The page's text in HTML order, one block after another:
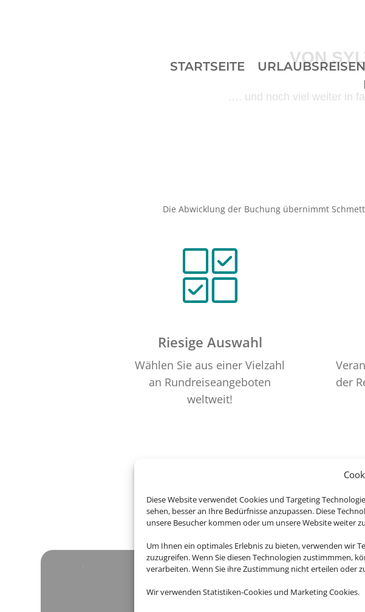
Diese Website verwendet Cookies und Targeting
sehen, besser an Ihre Bedürfnisse anzupassen. Diese
unsere Besucher kommen oder um unsere Website weiter
Um Ihnen ein optimales Erlebnis zu bieten, verwenden wir
zuzugreifen. Wenn Sie diesen Technologien zustimmmen,
verarbeiten. Wenn Sie ihre Zustimmung nicht erteilen
Wir verwenden Statistiken-Cookies und Marketing Cookies.
STARTSEITE URLAUBSREISEN
VON
…. und noch viel weiter in
Die Abwicklung der Buchung übernimmt
Riesige Auswahl
Wählen Sie aus einer Vielzahl
an Rundreiseangeboten
weltweit!
der